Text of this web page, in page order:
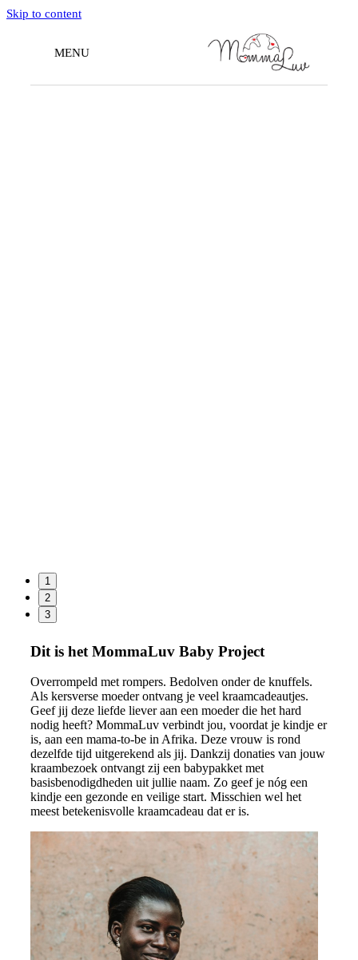
Skip to content
MENU
1
2
3
Dit is het MommaLuv Baby Project
Overrompeld met rompers. Bedolven onder de knuffels.
Als kersverse moeder ontvang je veel kraamcadeautjes.
Geef jij deze liefde liever aan een moeder die het hard
nodig heeft? MommaLuv verbindt jou, voordat je kindje er
is, aan een mama-to-be in Afrika. Deze vrouw is rond
dezelfde tijd uitgerekend als jij. Dankzij donaties van jouw
kraambezoek ontvangt zij een babypakket met
basisbenodigdheden uit jullie naam. Zo geef je nóg een
kindje een gezonde en veilige start. Misschien wel het
meest betekenisvolle kraamcadeau dat er is.